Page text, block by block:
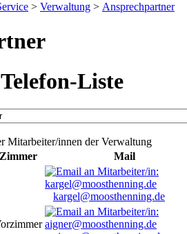
> Verwaltung > Ansprechpartner
Liste
Mitarbeiter/innen der Verwaltung
Zimmer
Mail
kargel@moosthenning.de